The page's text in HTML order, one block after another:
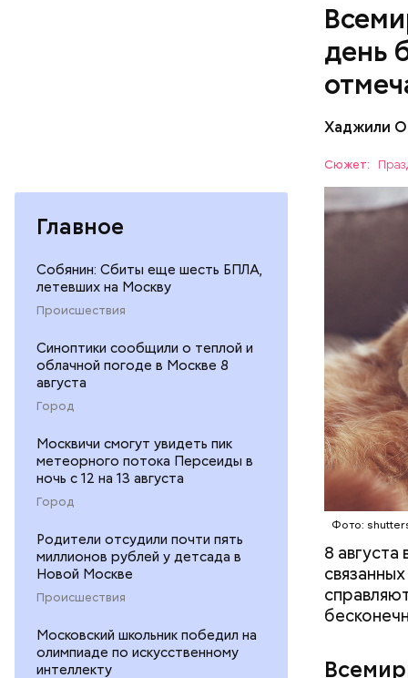
Главное
Собянин: Сбиты еще шесть БПЛА,
летевших на Москву
Происшествия
Синоптики сообщили о теплой и
облачной погоде в Москве 8
августа
Город
Москвичи смогут увидеть пик
метеорного потока Персеиды в
ночь с 12 на 13 августа
Город
Родители отсудили почти пять
миллионов рублей у детсада в
Новой Москве
Происшествия
Московский школьник победил на
олимпиаде по искусственному
интеллекту
день
Хаджили
Сюжет:
Фото:
8
фонд
любовь и